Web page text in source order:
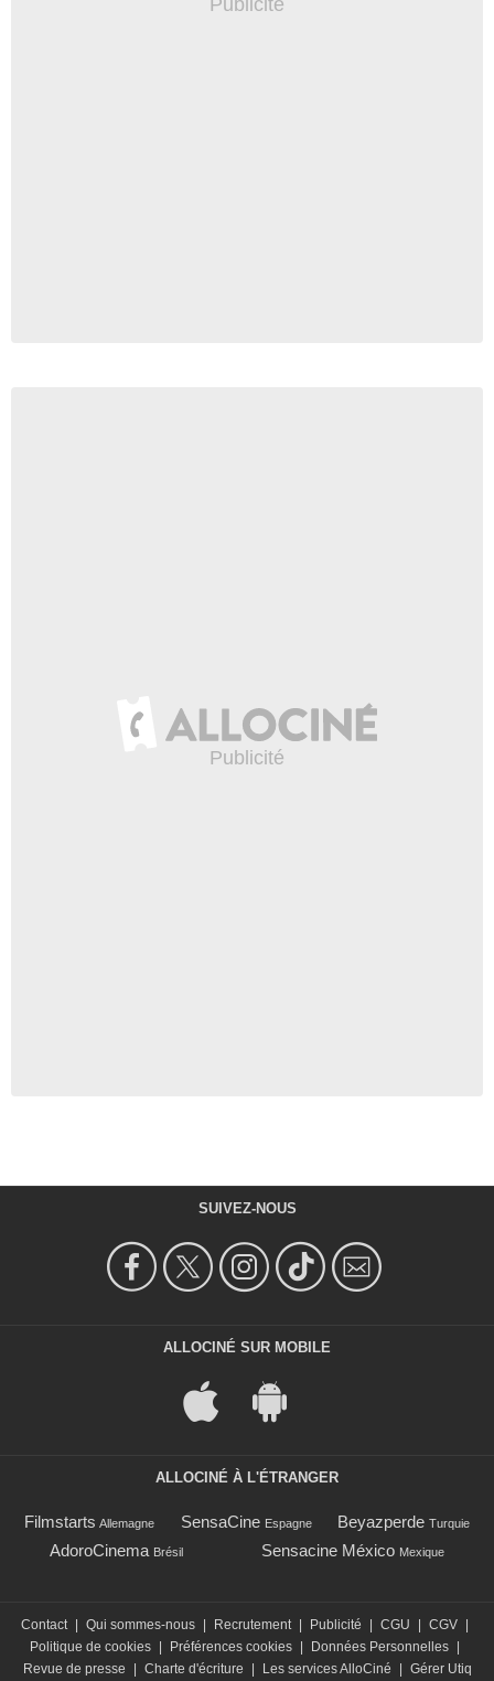
SUIVEZ-NOUS
ALLOCINÉ SUR MOBILE
ALLOCINÉ À L'ÉTRANGER
Filmstarts Allemagne SensaCine Espagne Beyazperde Turquie
AdoroCinema Brésil Sensacine México Mexique
Contact | Qui sommes-nous | Recrutement | Publicité | CGU | CGV |
Politique de cookies | Préférences cookies | Données Personnelles |
Revue de presse
| Charte d'écriture | Les services AlloCiné | Gérer Utiq